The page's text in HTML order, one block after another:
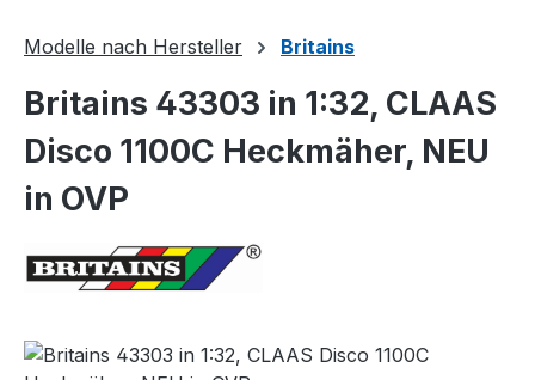
Modelle nach Hersteller Britains
Britains 43303 in 1:32, CLAAS
Disco 1100C Heckmäher, NEU
in OVP
Bildergalerie überspringen